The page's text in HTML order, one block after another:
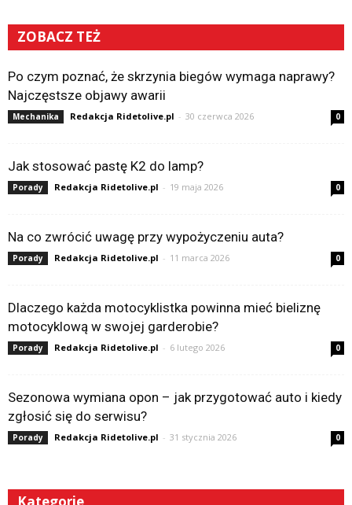
ZOBACZ TEŻ
Po czym poznać, że skrzynia biegów wymaga naprawy?
Najczęstsze objawy awarii
Mechanika Redakcja Ridetolive.pl - 30 czerwca 2026 0
Jak stosować pastę K2 do lamp?
Porady Redakcja Ridetolive.pl - 19 maja 2026 0
Na co zwrócić uwagę przy wypożyczeniu auta?
Porady Redakcja Ridetolive.pl - 11 marca 2026 0
Dlaczego każda motocyklistka powinna mieć bieliznę
motocyklową w swojej garderobie?
Porady Redakcja Ridetolive.pl - 6 lutego 2026 0
Sezonowa wymiana opon – jak przygotować auto i kiedy
zgłosić się do serwisu?
Porady Redakcja Ridetolive.pl - 31 stycznia 2026 0